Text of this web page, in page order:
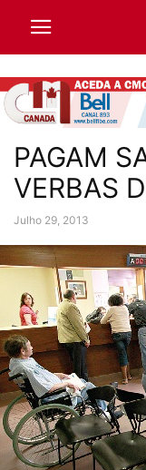
PAGAM
VERBAS
Julho 29, 2013